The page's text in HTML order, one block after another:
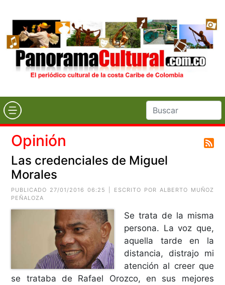
Opinión
Las credenciales de Miguel
Morales
PUBLICADO 27/01/2016 06:25 | ESCRITO POR ALBERTO MUÑOZ
PEÑALOZA
Se trata de la misma
persona. La voz que,
aquella tarde en la
distancia, distrajo mi
atención al creer que
se trataba de Rafael Orozco, en sus mejores